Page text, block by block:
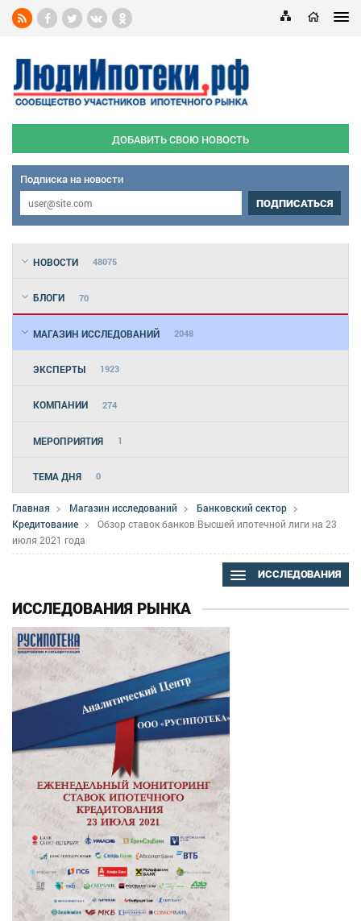
ДОБАВИТЬ СВОЮ НОВОСТЬ
Подписка на новости
ПОДПИСАТЬСЯ
НОВОСТИ 48075
БЛОГИ 70
МАГАЗИН ИССЛЕДОВАНИЙ 2048
ЭКСПЕРТЫ 1923
КОМПАНИИ 274
МЕРОПРИЯТИЯ 1
ТЕМА ДНЯ 0
Главная Магазин исследований
Банковский сектор
Кредитование
Обзор ставок банков Высшей ипотечной лиги на 23
июля 2021 года
ИССЛЕДОВАНИЯ
ИССЛЕДОВАНИЯ РЫНКА